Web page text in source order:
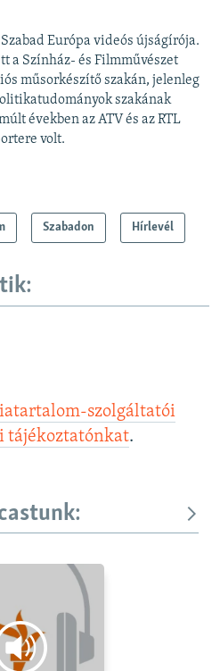
Európa videós újságírója.
a Színház- és Filmművészet
műsorkészítő szakán, jelenleg
szakának
években az ATV és az RTL
volt.
Szabadon Hírlevél
szolgáltatói
tájékoztatónkat.